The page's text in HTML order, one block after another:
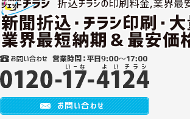
180000枚
200000枚